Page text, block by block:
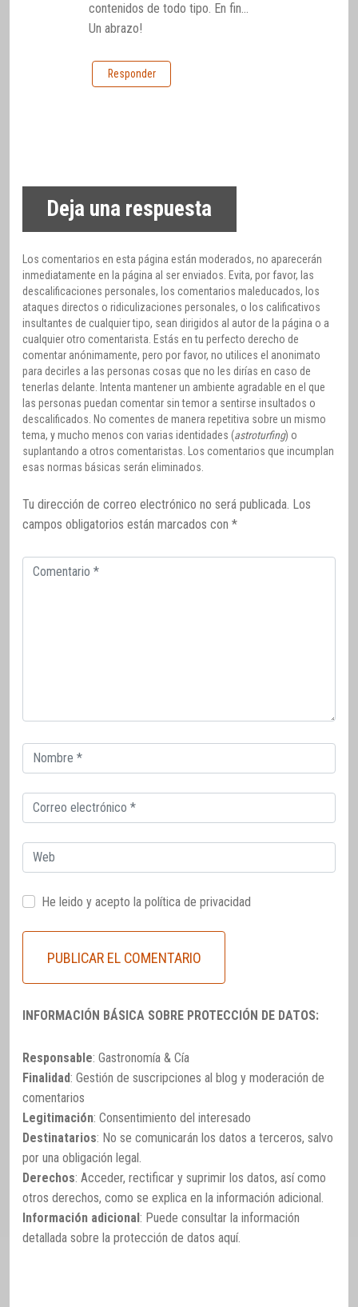
contenidos de todo tipo. En fin…
Un abrazo!
Responder
Deja una respuesta
Los comentarios en esta página están moderados, no aparecerán
inmediatamente en la página al ser enviados. Evita, por favor, las
descalificaciones personales, los comentarios maleducados, los
ataques directos o ridiculizaciones personales, o los calificativos
insultantes de cualquier tipo, sean dirigidos al autor de la página o a
cualquier otro comentarista. Estás en tu perfecto derecho de
comentar anónimamente, pero por favor, no utilices el anonimato
para decirles a las personas cosas que no les dirías en caso de
tenerlas delante. Intenta mantener un ambiente agradable en el que
las personas puedan comentar sin temor a sentirse insultados o
descalificados. No comentes de manera repetitiva sobre un mismo
tema, y mucho menos con varias identidades (astroturfing) o
suplantando a otros comentaristas. Los comentarios que incumplan
esas normas básicas serán eliminados.
Tu dirección de correo electrónico no será publicada. Los
campos obligatorios están marcados con *
Comentario
Correo
electrónico
Correo
electrónico
Web
He leido y acepto la política de privacidad
INFORMACIÓN BÁSICA SOBRE PROTECCIÓN DE DATOS:
Responsable: Gastronomía & Cía
Finalidad: Gestión de suscripciones al blog y moderación de
comentarios
Legitimación: Consentimiento del interesado
Destinatarios: No se comunicarán los datos a terceros, salvo
por una obligación legal.
Derechos: Acceder, rectificar y suprimir los datos, así como
otros derechos, como se explica en la información adicional.
Información adicional: Puede consultar la información
detallada sobre la protección de datos aquí.